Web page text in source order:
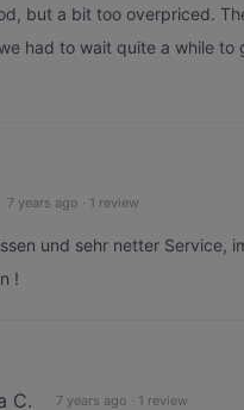
but a bit too overpriced.
had to wait quite a while to
7 years ago · 1 review
und sehr netter Service,
!
C. 7 years ago · 1 review